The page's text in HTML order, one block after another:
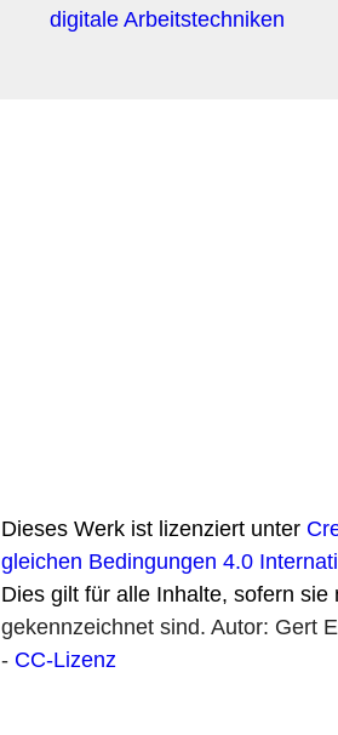
digitale Arbeitstechniken
Dieses Werk ist lizenziert unter
gleichen Bedingungen 4.0
Dies gilt für alle Inhalte, sofern
gekennzeichnet sind. Autor: Gert
- CC-Lizenz